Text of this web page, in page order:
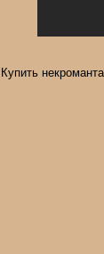
Купить